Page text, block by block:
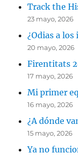
Track the
23 mayo, 2026
¿Odias a
20 mayo, 2026
Firentitats
17 mayo, 2026
Mi primer
16 mayo, 2026
¿A dónde
15 mayo, 2026
Ya no